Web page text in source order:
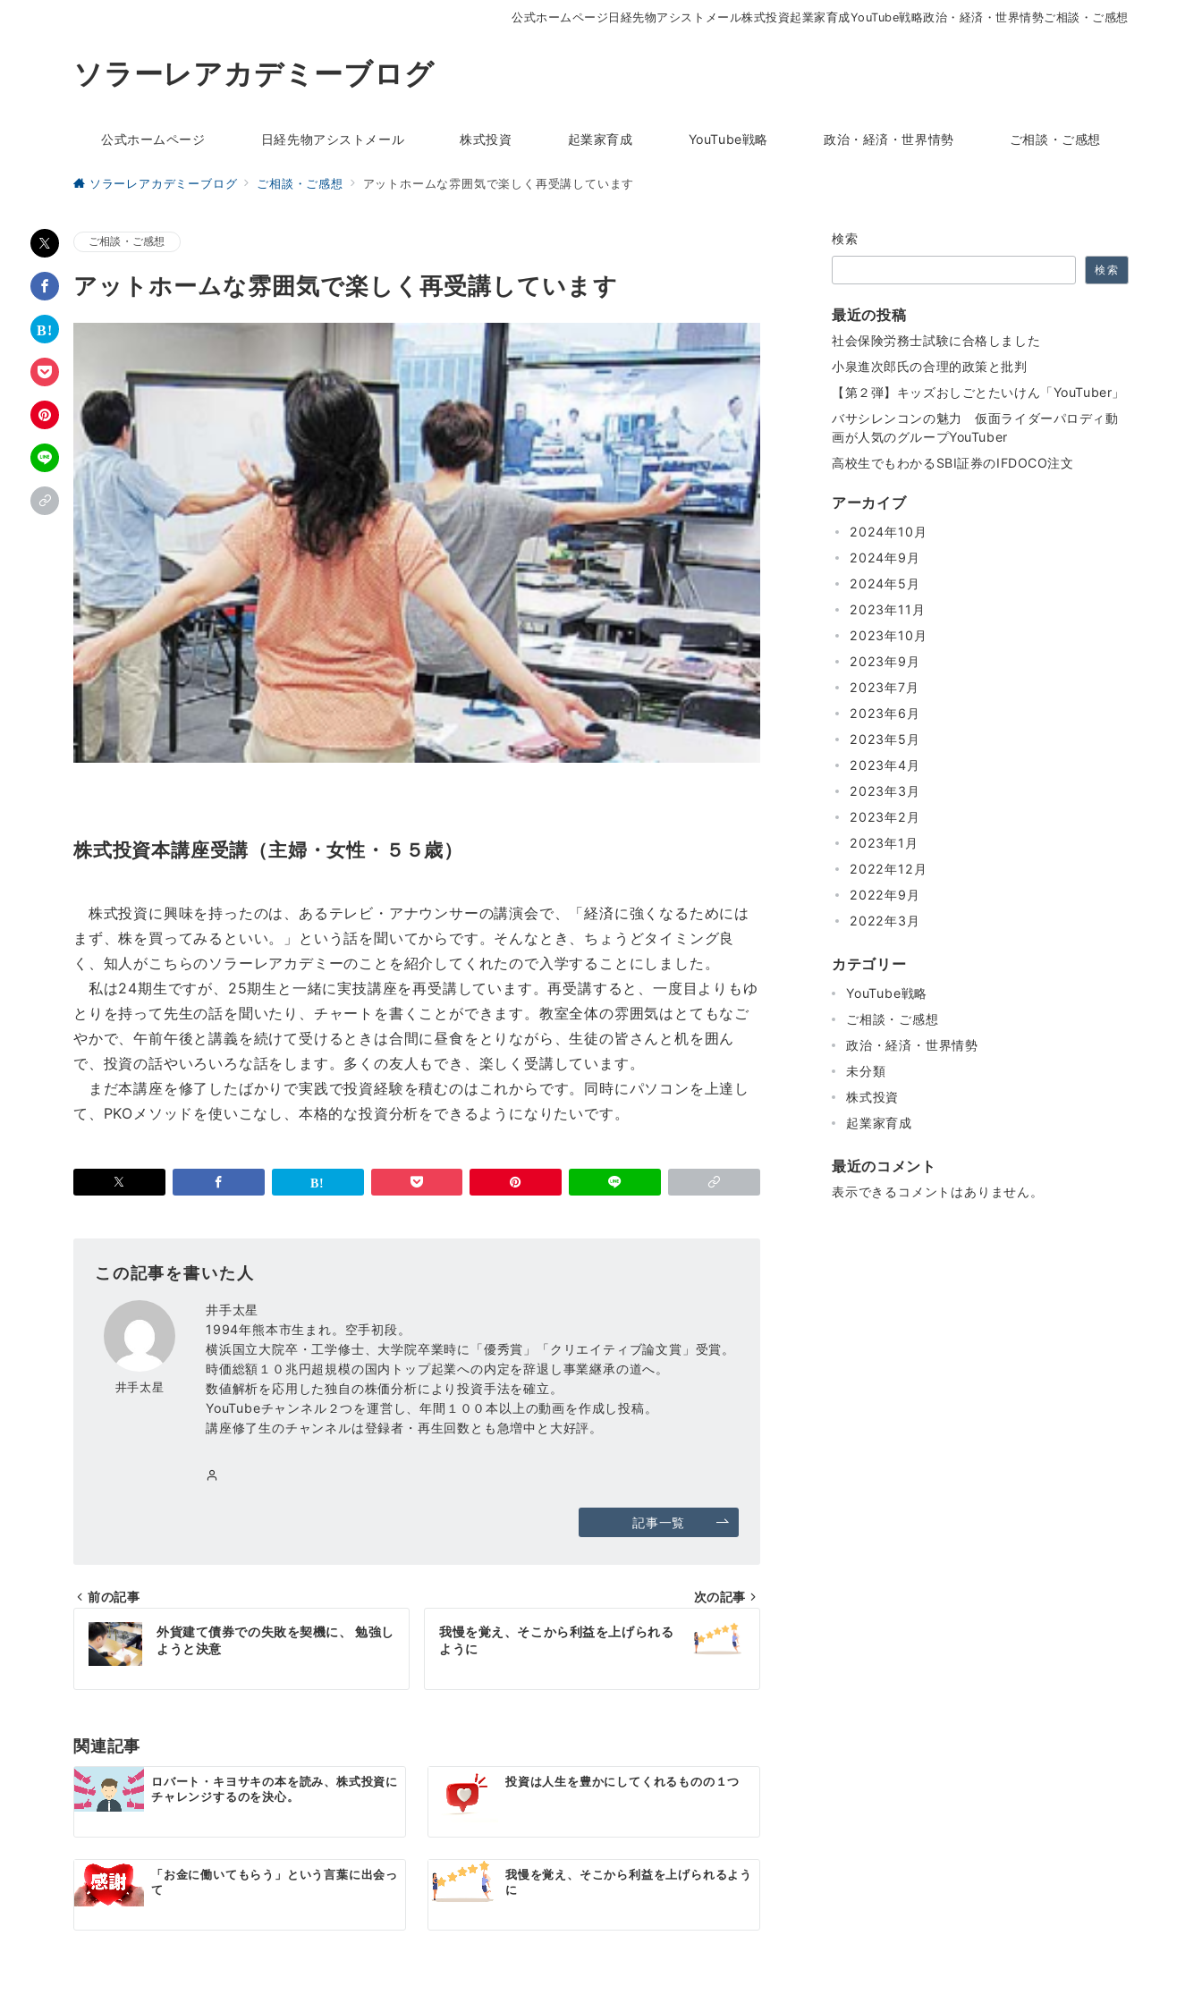
公式ホームページ 日経先物アシストメール株式投資起業家育成YouTube戦略政治・経済・世界情勢ご相談・ご感想
ソラーレアカデミーブログ
公式ホームページ 日経先物アシストメール 株式投資 起業家育成 YouTube戦略 政治・経済・世界情勢 ご相談・ご感想
ソラーレアカデミーブログ ご相談・ご感想 アットホームな雰囲気で楽しく再受講しています
ご相談・ご感想
アットホームな雰囲気で楽しく再受講しています
株式投資本講座受講（主婦・女性・５５歳）
株式投資に興味を持ったのは、あるテレビ・アナウンサーの講演会で、「経済に強くなるためには
まず、株を買ってみるといい。」という話を聞いてからです。そんなとき、ちょうどタイミング良
く、知人がこちらのソラーレアカデミーのことを紹介してくれたので入学することにしました。
私は24期生ですが、25期生と一緒に実技講座を再受講しています。再受講すると、一度目よりもゆ
とりを持って先生の話を聞いたり、チャートを書くことができます。教室全体の雰囲気はとてもなご
やかで、午前午後と講義を続けて受けるときは合間に昼食をとりながら、生徒の皆さんと机を囲ん
で、投資の話やいろいろな話をします。多くの友人もでき、楽しく受講しています。
まだ本講座を修了したばかりで実践で投資経験を積むのはこれからです。同時にパソコンを上達し
て、PKOメソッドを使いこなし、本格的な投資分析をできるようになりたいです。
この記事を書いた人
井手太星
井手太星
1994年熊本市生まれ。空手初段。
横浜国立大院卒・工学修士、大学院卒業時に「優秀賞」「クリエイティブ論文賞」受賞。
時価総額１０兆円超規模の国内トップ起業への内定を辞退し事業継承の道へ。
数値解析を応用した独自の株価分析により投資手法を確立。
YouTubeチャンネル２つを運営し、年間１００本以上の動画を作成し投稿。
講座修了生のチャンネルは登録者・再生回数とも急増中と大好評。
記事一覧
投
稿
ゲ
ー
シ
ョ
ン
前の記事
外貨建て債券での失敗を契機に、 勉強し
ようと決意
次の記事
我慢を覚え、そこから利益を上げられる
ように
関連記事
ロバート・キヨサキの本を読み、株式投資に
チャレンジするのを決心。
投資は人生を豊かにしてくれるものの１つ
「お金に働いてもらう」という言葉に出会っ
て
我慢を覚え、そこから利益を上げられるよう
に
検索
検索
最近の投稿
社会保険労務士試験に合格しました
小泉進次郎氏の合理的政策と批判
【第２弾】キッズおしごとたいけん「YouTuber」
バサシレンコンの魅力 仮面ライダーパロディ動
画が人気のグループYouTuber
高校生でもわかるSBI証券のIFDOCO注文
アーカイブ
2024年10月
2024年9月
2024年5月
2023年11月
2023年10月
2023年9月
2023年7月
2023年6月
2023年5月
2023年4月
2023年3月
2023年2月
2023年1月
2022年12月
2022年9月
2022年3月
カテゴリー
YouTube戦略
ご相談・ご感想
政治・経済・世界情勢
未分類
株式投資
起業家育成
最近のコメント
表示できるコメントはありません。